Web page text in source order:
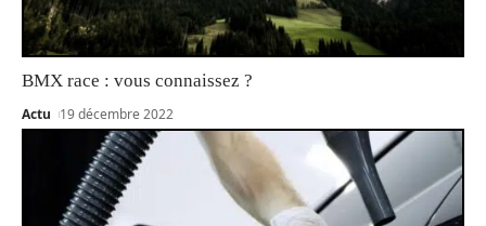
BMX race : vous connaissez ?
Actu 19 décembre 2022